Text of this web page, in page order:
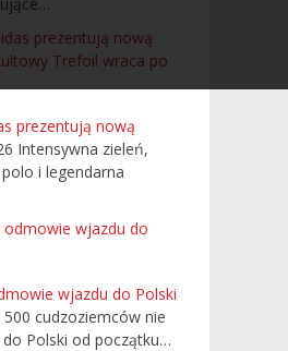
prezentują nową
Intensywna zieleń,
polo i legendarna
wjazdu do Polski
500 cudzoziemców nie
Polski od początku…